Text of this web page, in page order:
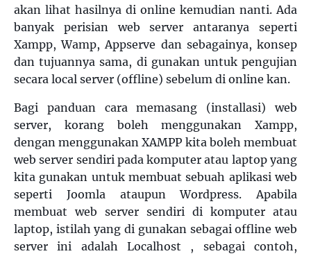
akan lihat hasilnya di online kemudian nanti. Ada
banyak perisian web server antaranya seperti
Xampp, Wamp, Appserve dan sebagainya, konsep
dan tujuannya sama, di gunakan untuk pengujian
secara local server (offline) sebelum di online kan.
Bagi panduan cara memasang (installasi) web
server, korang boleh menggunakan Xampp,
dengan menggunakan XAMPP kita boleh membuat
web server sendiri pada komputer atau laptop yang
kita gunakan untuk membuat sebuah aplikasi web
seperti Joomla ataupun Wordpress. Apabila
membuat web server sendiri di komputer atau
laptop, istilah yang di gunakan sebagai offline web
server ini adalah Localhost
, sebagai contoh,